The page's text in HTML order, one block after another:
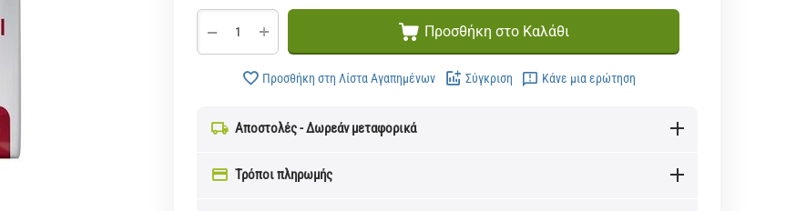
+
− Προσθήκη στο Καλάθι
Προσθήκη στη Λίστα Αγαπημένων Σύγκριση Κάνε μια ερώτηση
Αποστολές - Δωρεάν μεταφορικά
Τρόποι πληρωμής